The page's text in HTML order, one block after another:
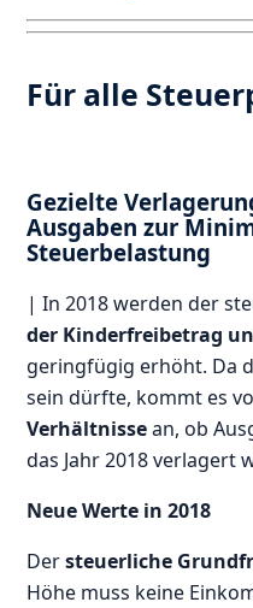
Für alle
Gezielte
Ausgaben zur
Steuerbelastung
| In 2018 werden der
der Kinderfreibetrag
geringfügig erhöht. Da
sein dürfte, kommt es
Verhältnissean, ob
das Jahr 2018 verlagert
Neue Werte in 2018
Dersteuerliche
Höhe muss keine